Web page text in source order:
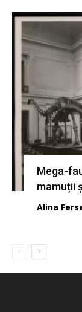
Mega-
mamuții
Alina